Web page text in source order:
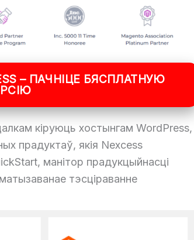
– ПАЧНІЦЕ БЯСПЛАТНУЮ
кіруюць хостынгам WordPress,
прадуктаў, якія Nexcess
манітор прадукцыйнасці
тэсціраванне